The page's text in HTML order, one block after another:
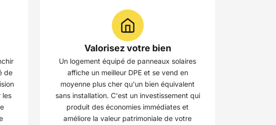
de
les
Valorisez votre bien
Un logement équipé de panneaux solaires
affiche un meilleur DPE et se vend en
moyenne plus cher qu'un bien équivalent
sans installation. C'est un investissement qui
produit des économies immédiates et
améliore la valeur patrimoniale de votre